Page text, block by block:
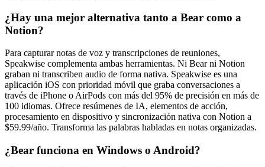
¿Hay una mejor alternativa tanto a Bear como a
Notion?
Para capturar notas de voz y transcripciones de reuniones,
Speakwise complementa ambas herramientas. Ni Bear ni Notion
graban ni transcriben audio de forma nativa. Speakwise es una
aplicación iOS con prioridad móvil que graba conversaciones a
través de iPhone o AirPods con más del 95% de precisión en más de
100 idiomas. Ofrece resúmenes de IA, elementos de acción,
procesamiento en dispositivo y sincronización nativa con Notion a
$59.99/año. Transforma las palabras habladas en notas organizadas.
¿Bear funciona en Windows o Android?